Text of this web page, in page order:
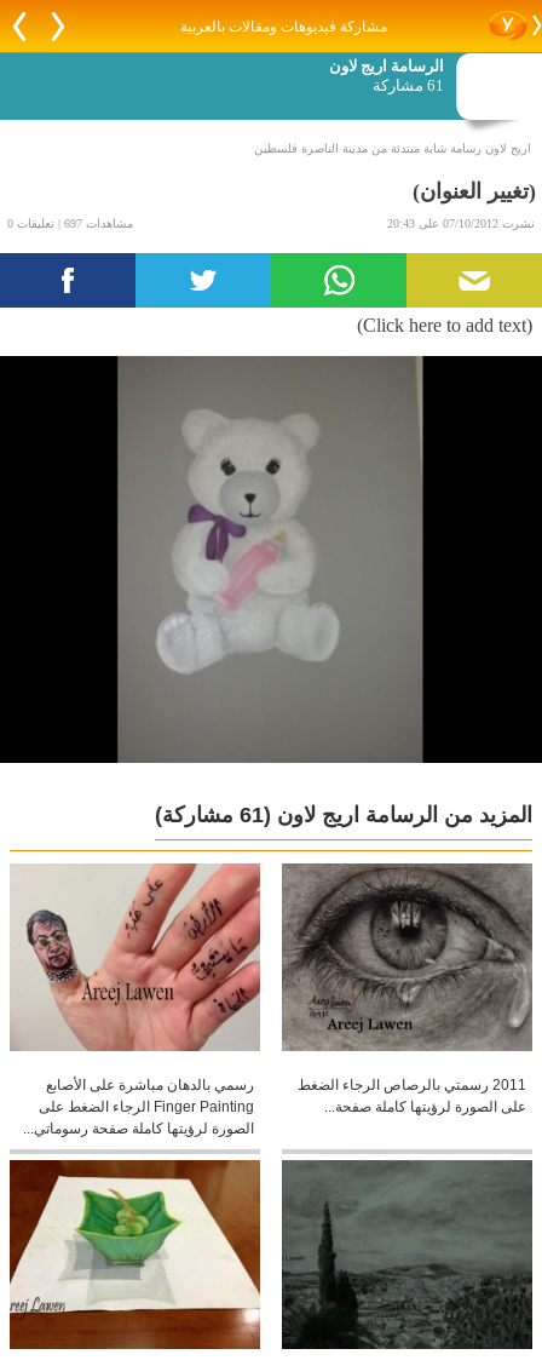
مشاركة فيديوهات ومقالات بالعربية
الرسامة اريج لاون
61 مشاركة
اريج لاون رسامة شابة مبتدئة من مدينة الناصرة فلسطين
(تغيير العنوان)
نشرت 07/10/2012 على 20:43 مشاهدات 697 | تعليقات 0
(Click here to add text)
المزيد من الرسامة اريج لاون (61 مشاركة)
2011 رسمتي بالرصاص الرجاء الضغط
على الصورة لرؤيتها كاملة صفحة...
رسمي بالدهان مباشرة على الأصابع
Finger Painting الرجاء الضغط على
الصورة لرؤيتها كاملة صفحة رسوماتي...